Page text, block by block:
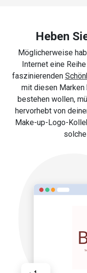
Heben
Möglicherweise
Internet eine
faszinierenden
mit diesen Marken
bestehen wollen,
hervorhebt von
Make-up-Logo-